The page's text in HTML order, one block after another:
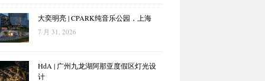
大奕明亮 | CPARK纯音乐公园，上海
7 月 31, 2026
HdA | 广州九龙湖阿那亚度假区灯光设
计